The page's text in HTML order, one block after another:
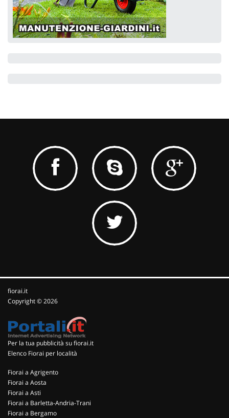
fiorai.it
Copyright © 2026
Per la tua pubblicità su fiorai.it
Elenco Fiorai per località
Fiorai a Agrigento
Fiorai a Aosta
Fiorai a Asti
Fiorai a Barletta-Andria-Trani
Fiorai a Bergamo